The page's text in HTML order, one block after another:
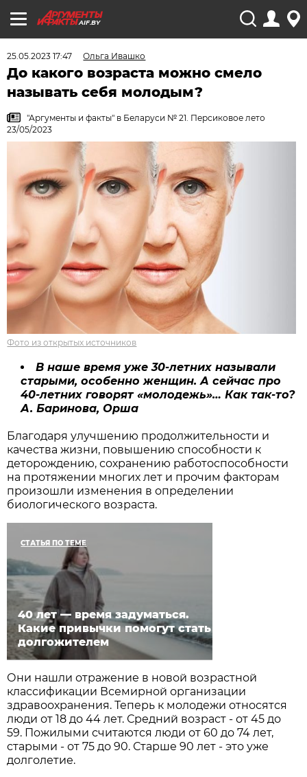
AIF.BY
25.05.2023 17:47 Ольга Ивашко
До какого возраста можно смело
называть себя молодым?
"Аргументы и факты" в Беларуси № 21. Персиковое лето
23/05/2023
Фото из открытых источников
В наше время уже 30-летних называли
старыми, особенно женщин. А сейчас про
40-летних говорят «молодежь»… Как так-то?
А. Баринова, Орша
Благодаря улучшению продолжительности и
качества жизни, повышению способности к
деторождению, сохранению работоспособности
на протяжении многих лет и прочим факторам
произошли изменения в определении
биологического возраста.
СТАТЬЯ ПО ТЕМЕ
40 лет — время задуматься.
Какие привычки помогут стать
долгожителем
Они нашли отражение в новой возрастной
классификации Всемирной организации
здравоохранения. Теперь к молодежи относятся
люди от 18 до 44 лет. Средний возраст - от 45 до
59. Пожилыми считаются люди от 60 до 74 лет,
старыми - от 75 до 90. Старше 90 лет - это уже
долголетие.